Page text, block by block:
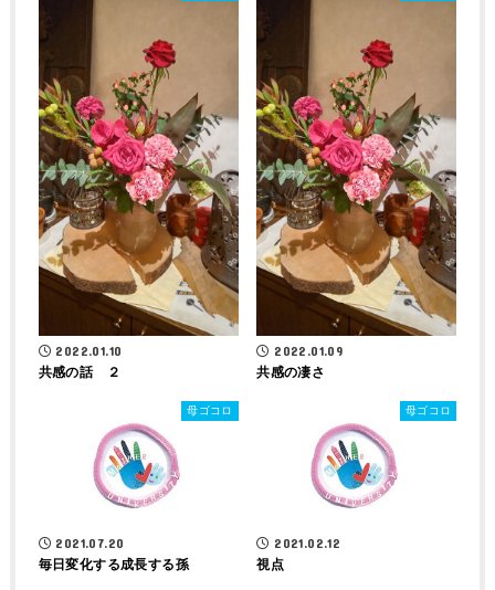
2022.01.10
共感の話 ２
2022.01.09
共感の凄さ
母ゴコロ
2021.07.20
毎日変化する成長する孫
母ゴコロ
2021.02.12
視点